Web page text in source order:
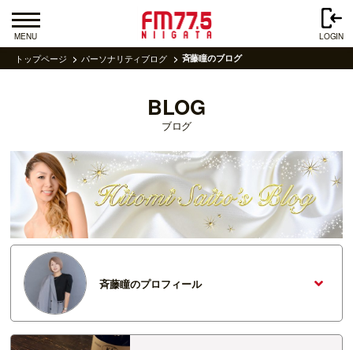
MENU LOGIN
トップページ パーソナリティブログ 斉藤瞳のブログ
BLOG
ブログ
斉藤瞳のプロフィール